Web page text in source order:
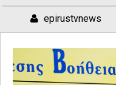
epirustvnews